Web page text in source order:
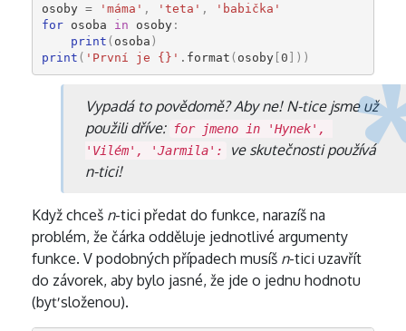
osoby = 'máma' , 'teta' ,
'babička'
for
osoba in osoby:
print ( osoba )
print ( 'První je {}' . format ( osoby[0 ]))
Vypadá to povědomě? Aby ne! N-tice jsme už
použili dříve: for jmeno in 'Hynek',
'Vilém', 'Jarmila':
ve skutečnosti používá
n-tici!
Když chceš n-tici předat do funkce, narazíš na
problém, že čárka odděluje jednotlivé argumenty
funkce. V podobných případech musíš n-tici uzavřít
do závorek, aby bylo jasné, že jde o jednu hodnotu
(byť složenou).